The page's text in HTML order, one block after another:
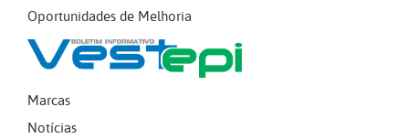
Oportunidades de Melhoria
Marcas
Notícias